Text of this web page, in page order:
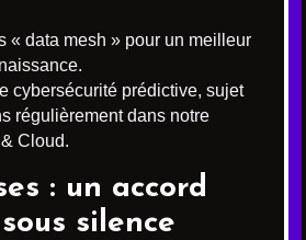
« data mesh » pour un meilleur
cybersécurité prédictive, sujet
régulièrement dans notre
Cloud.
: un accord
silence